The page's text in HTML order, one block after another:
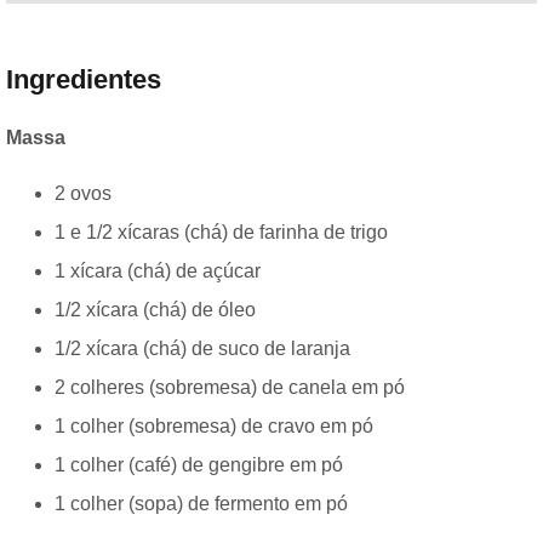
Ingredientes
Massa
2 ovos
1 e 1/2 xícaras (chá) de farinha de trigo
1 xícara (chá) de açúcar
1/2 xícara (chá) de óleo
1/2 xícara (chá) de suco de laranja
2 colheres (sobremesa) de canela em pó
1 colher (sobremesa) de cravo em pó
1 colher (café) de gengibre em pó
1 colher (sopa) de fermento em pó